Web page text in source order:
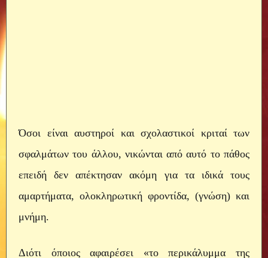
Όσοι είναι αυστηροί και σχολαστικοί κριταί των
σφαλμάτων του άλλου, νικώνται από αυτό το πάθος
επειδή δεν απέκτησαν ακόμη για τα ιδικά τους
αμαρτήματα, ολοκληρωτική φροντίδα, (γνώση) και
μνήμη.
Διότι όποιος αφαιρέσει «το περικάλυμμα της